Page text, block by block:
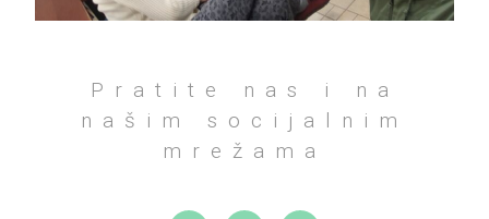
Pratite nas i na
našim socijalnim
mrežama